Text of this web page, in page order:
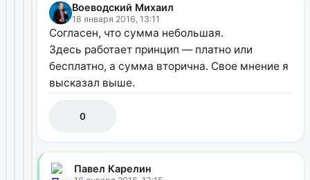
Воеводский Михаил
18 января 2016, 13:11
Согласен, что сумма небольшая.
Здесь работает принцип — платно или
бесплатно, а сумма вторична. Свое мнение я
высказал выше.
0
Павел Карелин